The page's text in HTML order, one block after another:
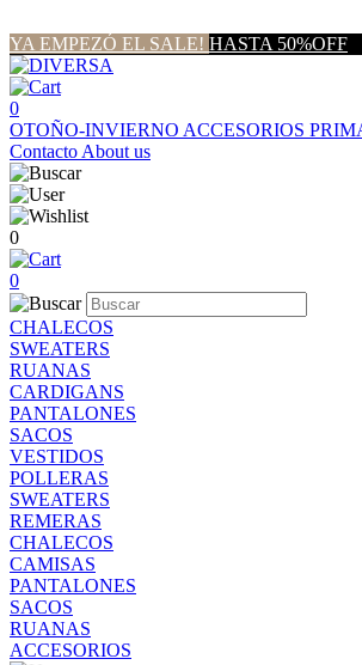
YA EMPEZÓ EL SALE! HASTA 50%OFF
0
OTOÑO-INVIERNO ACCESORIOS
Contacto About us
0
0
CHALECOS
SWEATERS
RUANAS
CARDIGANS
PANTALONES
SACOS
VESTIDOS
POLLERAS
SWEATERS
REMERAS
CHALECOS
CAMISAS
PANTALONES
SACOS
RUANAS
ACCESORIOS